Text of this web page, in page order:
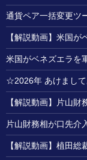
通貨ペア一括変更ツ
【解説動画】米国が
米国がベネズエラを
☆2026年 あけまし
【解説動画】片山財
片山財務相が口先介
【解説動画】植田総